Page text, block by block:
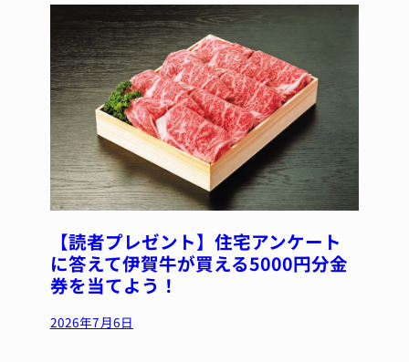
【読者プレゼント】住宅アンケート
に答えて伊賀牛が買える5000円分金
券を当てよう！
2026年7月6日